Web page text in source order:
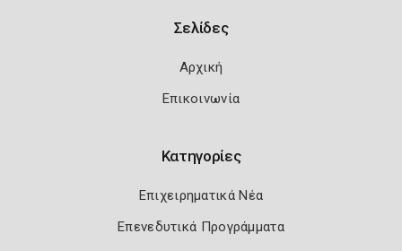
Σελίδες
Αρχική
Επικοινωνία
Κατηγορίες
Επιχειρηματικά Νέα
Επενεδυτικά Προγράμματα